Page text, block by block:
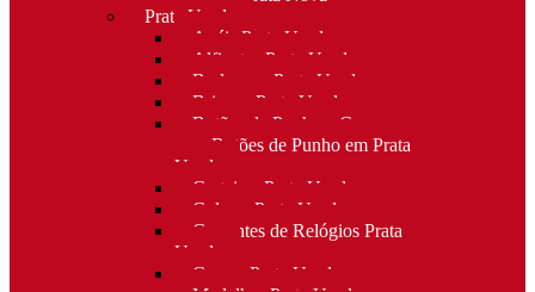
Prata Usada
Anéis Prata Usada
Alfinetes Prata Usada
Berloques Prata Usada
Brincos Prata Usada
Botões de Punho e Capas
para Botões de Punho em Prata
Usada
Carteiras Prata Usada
Colares Prata Usada
Correntes de Relógios Prata
Usada
Cruzes Prata Usada